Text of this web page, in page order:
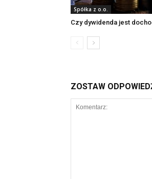
Spółka z o.o.
Czy dywidenda jest
ZOSTAW